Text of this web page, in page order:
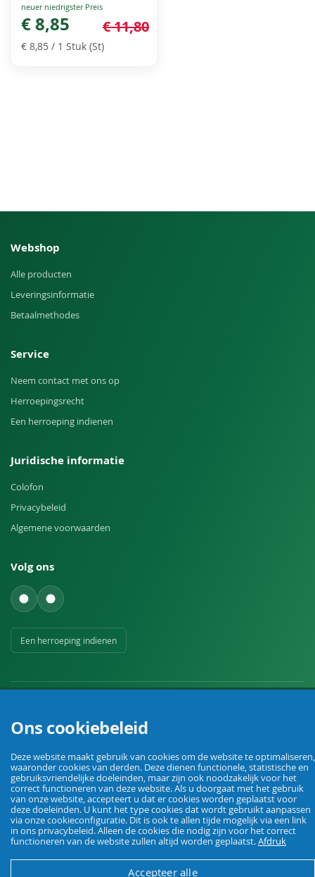
Special
Price
€ 8,85 € 11,80
€ 8,85 / 1 Stuk (St)
Webshop
Alle producten
Leveringsinformatie
Betaalmethodes
Service
Neem contact met ons op
Herroepingsrecht
Een herroeping indienen
Juridische informatie
Colofon
Privacybeleid
Algemene voorwaarden
Volg ons
Een herroeping indienen
© Agrarking. Alle rechten voorbehouden.
Algemene voorwaardenPrivacybeleidHerroepingsrecht Colofon
Ons cookiebeleid
Deze website maakt gebruik van cookies om de website te optimaliseren,
waaronder cookies van derden. Deze dienen functionele, statistische en
gebruiksvriendelijke doeleinden, maar zijn ook noodzakelijk voor het
correct functioneren van deze website. Als u doorgaat met het gebruik
van onze website, accepteert u dat er cookies worden geplaatst voor
deze doeleinden. U kunt het type cookies dat wordt gebruikt aanpassen
via onze cookieconfiguratie. Dit is ook te allen tijde mogelijk via een link
in ons privacybeleid. Alleen de cookies die nodig zijn voor het correct
functioneren van de website zullen altijd worden geplaatst.Afdruk
Accepteer alle